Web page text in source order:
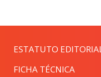
ESTATUTO
FICHA TÉCNICA